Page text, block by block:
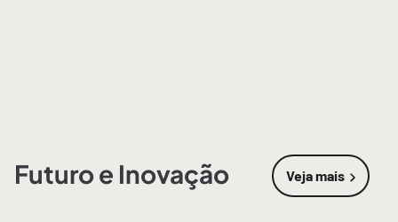
Futuro e Inovação Veja mais
sobre